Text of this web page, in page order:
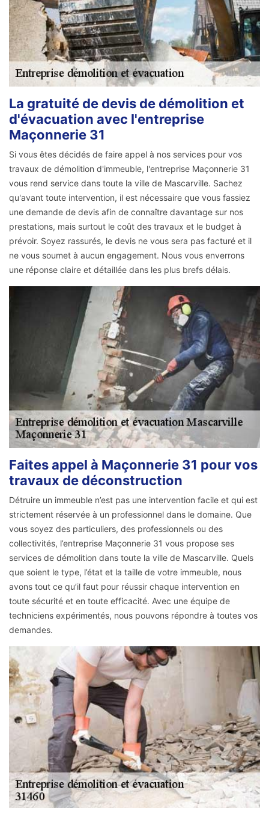
La gratuité de devis de démolition et
d'évacuation avec l'entreprise
Maçonnerie 31
Si vous êtes décidés de faire appel à nos services pour vos
travaux de démolition d'immeuble, l'entreprise Maçonnerie 31
vous rend service dans toute la ville de Mascarville. Sachez
qu'avant toute intervention, il est nécessaire que vous fassiez
une demande de devis afin de connaître davantage sur nos
prestations, mais surtout le coût des travaux et le budget à
prévoir. Soyez rassurés, le devis ne vous sera pas facturé et il
ne vous soumet à aucun engagement. Nous vous enverrons
une réponse claire et détaillée dans les plus brefs délais.
Faites appel à Maçonnerie 31 pour vos
travaux de déconstruction
Détruire un immeuble n’est pas une intervention facile et qui est
strictement réservée à un professionnel dans le domaine. Que
vous soyez des particuliers, des professionnels ou des
collectivités, l’entreprise Maçonnerie 31 vous propose ses
services de démolition dans toute la ville de Mascarville. Quels
que soient le type, l’état et la taille de votre immeuble, nous
avons tout ce qu’il faut pour réussir chaque intervention en
toute sécurité et en toute efficacité. Avec une équipe de
techniciens expérimentés, nous pouvons répondre à toutes vos
demandes.